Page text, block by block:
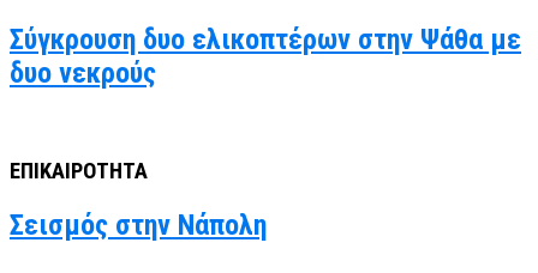
Σύγκρουση δυο ελικοπτέρων στην Ψάθα με
δυο νεκρούς
ΕΠΙΚΑΙΡΟΤΗΤΑ
Σεισμός στην Νάπολη